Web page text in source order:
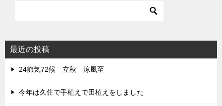
最近の投稿
24節気72候 立秋 涼風至
今年は久住で手植えで田植えをしました